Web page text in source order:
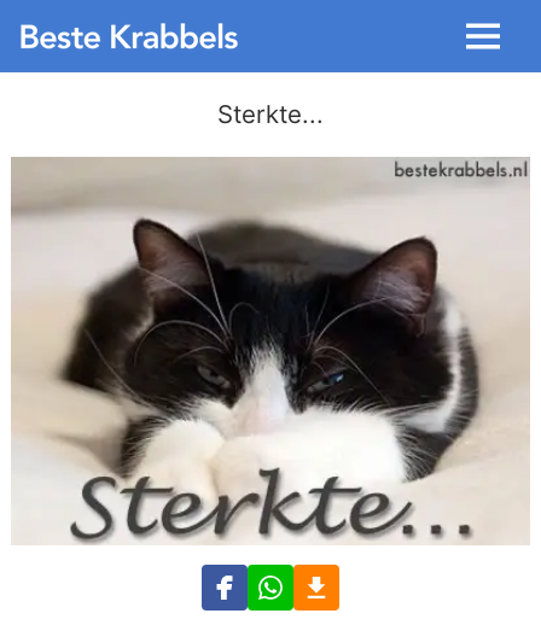
Menu
Sterkte...